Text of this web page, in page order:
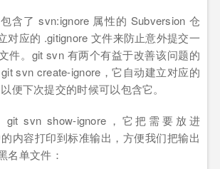
含了 svn:ignore 属性的 Subversion 仓
对应的 .gitignore 文件来防止意外提交一
件。git svn 有两个有益于改善该问题的
svn create-ignore，它自动建立对应的
便下次提交的时候可以包含它。
svn show-ignore，它把需要放进
内容打印到标准输出，方便我们把输出
名单文件：